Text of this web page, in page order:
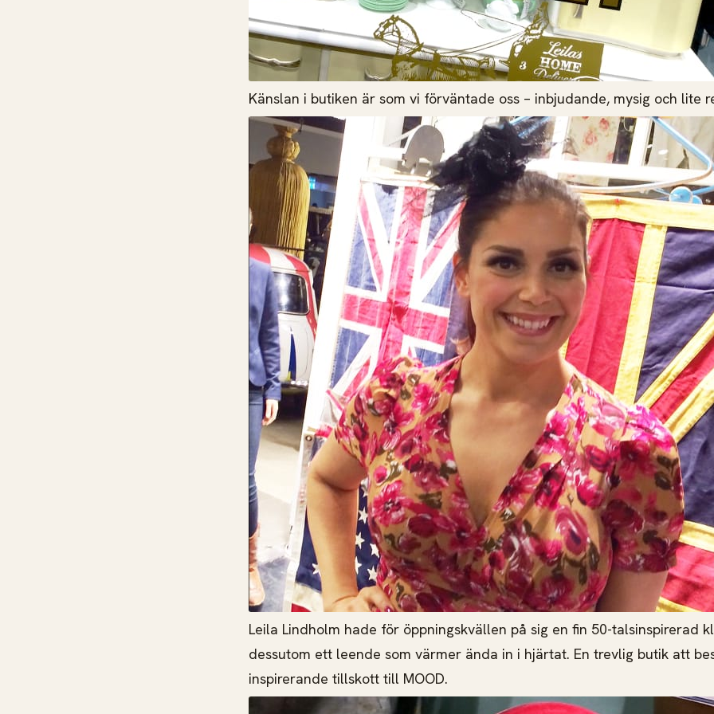
Känslan i butiken är som vi förväntade oss – inbjudande, mysig och lite
Leila Lindholm hade för öppningskvällen på sig en fin 50-talsinspirerad
dessutom ett leende som värmer ända in i hjärtat. En trevlig butik att
inspirerande tillskott till MOOD.